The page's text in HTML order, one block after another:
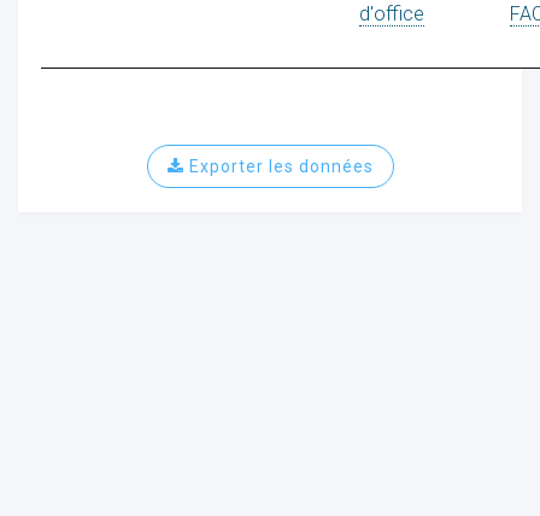
d'office
Exporter les données